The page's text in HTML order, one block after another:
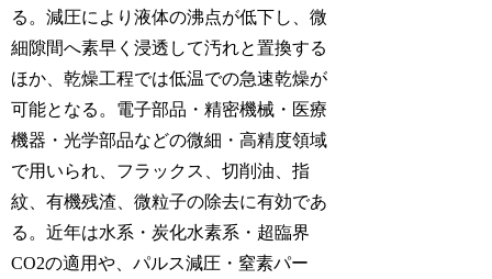
る。減圧により液体の沸点が低下し、微
細隙間へ素早く浸透して汚れと置換する
ほか、乾燥工程では低温での急速乾燥が
可能となる。電子部品・精密機械・医療
機器・光学部品などの微細・高精度領域
で用いられ、フラックス、切削油、指
紋、有機残渣、微粒子の除去に有効であ
る。近年は水系・炭化水素系・超臨界
CO2の適用や、パルス減圧・窒素パー